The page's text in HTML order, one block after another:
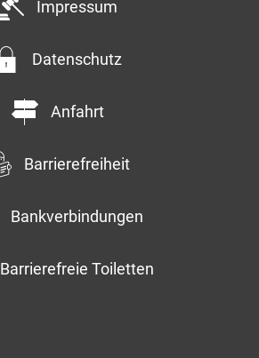
Impressum
Datenschutz
Anfahrt
Barrierefreiheit
Bankverbindungen
Barrierefreie Toiletten